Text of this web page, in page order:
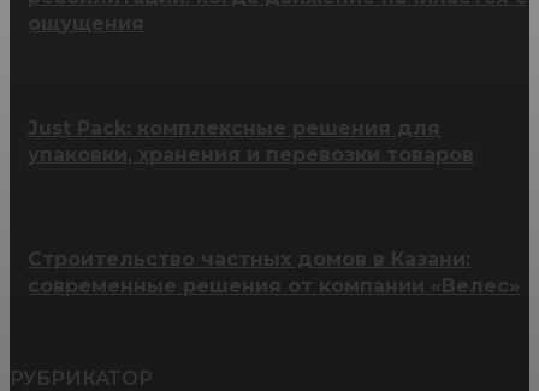
Just Pack: комплексные решения для
упаковки, хранения и перевозки товаров
Строительство частных домов в Казани:
современные решения от компании «Велес»
РУБРИКАТОР